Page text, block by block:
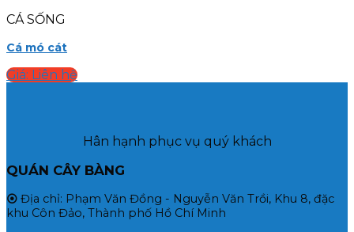
CÁ SỐNG
Cá mó cát
Giá: Liên hệ
Hân hạnh phục vụ quý khách
QUÁN CÂY BÀNG
⦿ Địa chỉ: Phạm Văn Đồng - Nguyễn Văn Trồi, Khu 8, đặc
khu Côn Đảo, Thành phố Hồ Chí Minh